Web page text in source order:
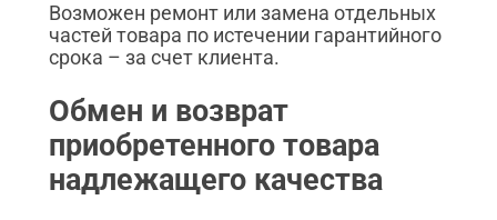
Возможен ремонт или замена отдельных
частей товара по истечении гарантийного
срока – за счет клиента.
Обмен и возврат
приобретенного товара
надлежащего качества